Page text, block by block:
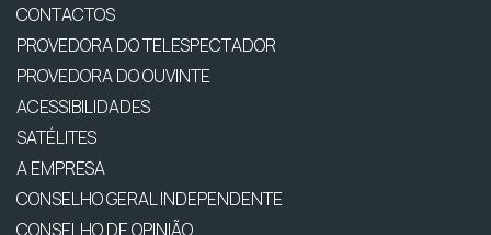
CONTACTOS
PROVEDORA DO TELESPECTADOR
PROVEDORA DO OUVINTE
ACESSIBILIDADES
SATÉLITES
A EMPRESA
CONSELHO GERAL INDEPENDENTE
CONSELHO DE OPINIÃO